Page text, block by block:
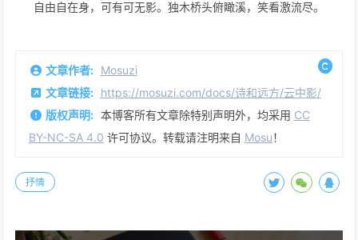
自由自在身，可有可无影。独木桥头俯瞰溪，笑看激流尽。
文章作者: Mosuzi
文章链接: https://mosuzi.com/docs/诗和远方/云中影/
版权声明: 本博客所有文章除特别声明外，均采用 CC
BY-NC-SA 4.0 许可协议。转载请注明来自 Mosu！
抒情